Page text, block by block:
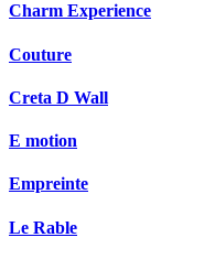
Charm Experience
Couture
Creta D Wall
E motion
Empreinte
Le Rable